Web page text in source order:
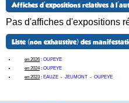
Affiches d'expositions relatives à
Pas d'affiches d'expositions
Liste (non exhaustive) des
en 2026 : OUPEYE
en 2024: OUPEYE
en 2023 : EAUZE - JEUMONT - OUPEYE